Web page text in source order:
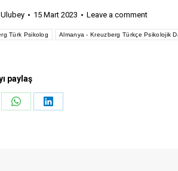
15 Mart 2023 Leave a comment
Türk Psikolog Almanya - Kreuzberg Türkçe Psikolojik
paylaş
Share
Share